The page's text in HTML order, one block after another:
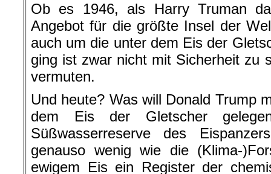
Ob es 1946, als Harry Truman
Angebot für die größte Insel der
auch um die unter dem Eis der
ging ist zwar nicht mit Sicherheit zu
vermuten.
Und heute? Was will Donald Trump
dem Eis der Gletscher
Süßwasserreserve des
genauso wenig wie die (Klima-
ewigem Eis ein Register der